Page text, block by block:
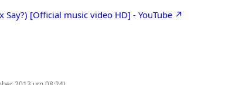
Say?) [Official music video HD] - YouTube